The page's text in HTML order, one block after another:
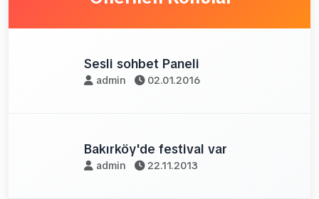
Sesli sohbet Paneli
admin 02.01.2016
Bakırköy'de festival var
admin 22.11.2013